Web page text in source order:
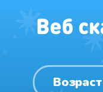
Возраст